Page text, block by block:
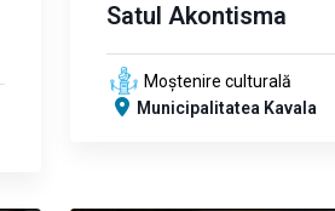
Satul Akontisma
Moștenire culturală
Municipalitatea Kavala